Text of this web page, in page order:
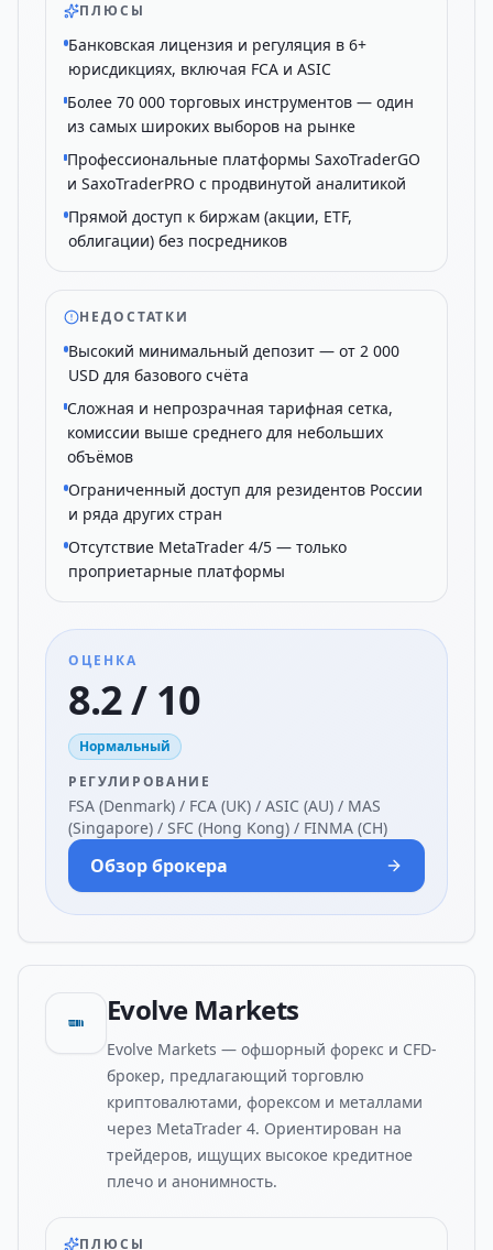
ПЛЮСЫ
Банковская лицензия и регуляция в 6+
юрисдикциях, включая FCA и ASIC
Более 70 000 торговых инструментов — один
из самых широких выборов на рынке
Профессиональные платформы SaxoTraderGO
и SaxoTraderPRO с продвинутой аналитикой
Прямой доступ к биржам (акции, ETF,
облигации) без посредников
НЕДОСТАТКИ
Высокий минимальный депозит — от 2 000
USD для базового счёта
Сложная и непрозрачная тарифная сетка,
комиссии выше среднего для небольших
объёмов
Ограниченный доступ для резидентов России
и ряда других стран
Отсутствие MetaTrader 4/5 — только
проприетарные платформы
ОЦЕНКА
8.2 / 10
Нормальный
РЕГУЛИРОВАНИЕ
FSA (Denmark) / FCA (UK) / ASIC (AU) / MAS
(Singapore) / SFC (Hong Kong) / FINMA (CH)
Обзор брокера
Evolve Markets
Evolve Markets — офшорный форекс и CFD-
брокер, предлагающий торговлю
криптовалютами, форексом и металлами
через MetaTrader 4. Ориентирован на
трейдеров, ищущих высокое кредитное
плечо и анонимность.
ПЛЮСЫ